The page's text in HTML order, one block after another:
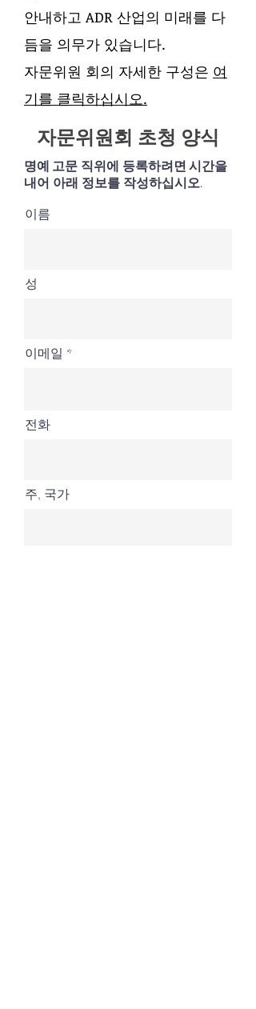
안내하고 ADR 산업의 미래를 다
듬을 의무가 있습니다.
자문위원 회의 자세한 구성은 여
기를 클릭하십시오.
자문위원회 초청 양식
명예 고문 직위에 등록하려면 시간을
내어 아래 정보를 작성하십시오.
이름
성
이메일
전화
주, 국가